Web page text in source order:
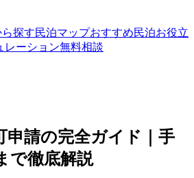
探す民泊マップおすすめ民泊お役立
レーション無料相談
申請の完全ガイド｜手
で徹底解説